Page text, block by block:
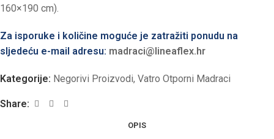
160×190 cm).
Za isporuke i količine moguće je zatražiti ponudu na
sljedeću e-mail adresu: madraci@lineaflex.hr
Kategorije: Negorivi Proizvodi, Vatro Otporni Madraci
Share:
OPIS